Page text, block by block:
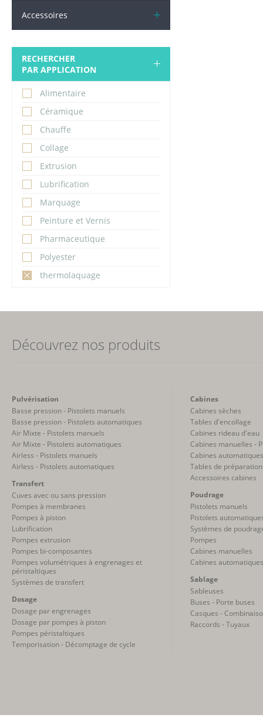
Accessoires
RECHERCHER
PAR APPLICATION
Alimentaire
Céramique
Chauffe
Collage
Extrusion
Lubrification
Marquage
Peinture et Vernis
Pharmaceutique
Polyester
thermolaquage
Découvrez nos produits
Pulvérisation
Basse pression - Pistolets manuels
Basse pression - Pistolets automatiques
Air Mixte - Pistolets manuels
Air Mixte - Pistolets automatiques
Airless - Pistolets manuels
Airless - Pistolets automatiques
Transfert
Cuves avec ou sans pression
Pompes à membranes
Pompes à piston
Lubrification
Pompes extrusion
Pompes bi-composantes
Pompes volumétriques à engrenages et
péristaltiques
Systèmes de transfert
Dosage
Dosage par engrenages
Dosage par pompes à piston
Pompes péristaltiques
Temporisation - Décomptage de cycle
Cabines
Cabines sèches
Tables d'encollage
Cabines rideau d'eau
Cabines manuelles -
Cabines
Tables de
Accessoires cabines
Poudrage
Pistolets manuels
Pistolets
Systèmes de
Pompes
Cabines manuelles
Cabines automatiques
Sablage
Sableuses
Buses - Porte buses
Casques -
Raccords - Tuyaux